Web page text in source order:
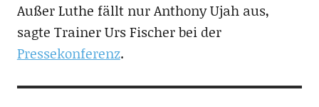
Außer Luthe fällt nur Anthony Ujah aus,
sagte Trainer Urs Fischer bei der
Pressekonferenz.